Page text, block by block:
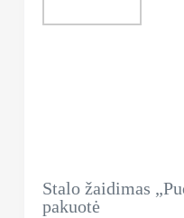
Stalo žaidimas
pakuotė